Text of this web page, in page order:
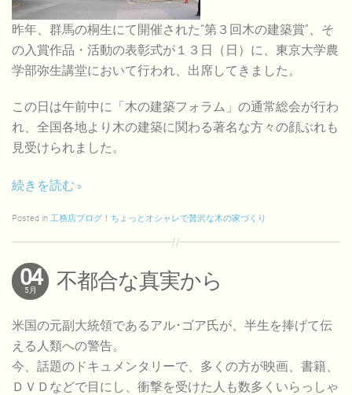
昨年、群馬の桐生にて開催された“第３回木の建築賞”、そ
の入賞作品・活動の表彰式が１３日（日）に、東京大学農
学部弥生講堂において行われ、出席してきました。
この日は午前中に「木の建築フォラム」の通常総会が行わ
れ、全国各地より木の建築に関わる著名な方々の顔ぶれも
見受けられました。
続きを読む
Posted in 工務店ブログ！ちょっとオシャレで贅沢な木の家づくり
04
5月 不都合な真実から
米国の元副大統領であるアル･ゴア氏が、半生を捧げて伝
える人類への警告。
今、話題のドキュメンタリーで、多くの方が映画、書籍、
ＤＶＤなどで目にし、衝撃を受けた人も数多くいらっしゃ